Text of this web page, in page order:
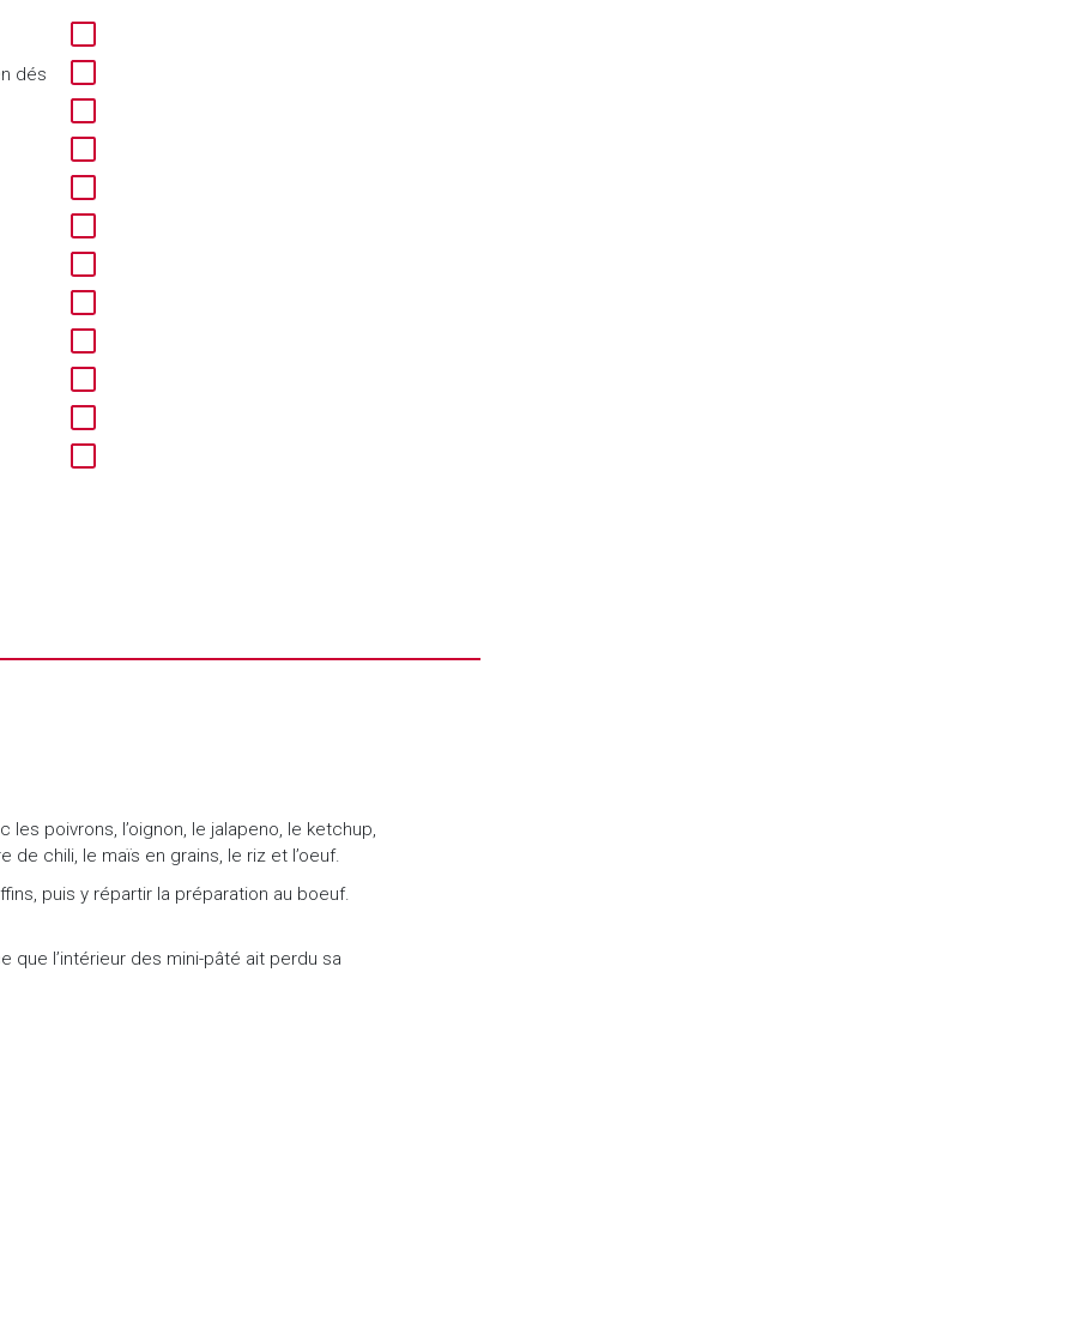
dés
poivrons, l’oignon, le jalapeno, le ketchup,
chili, le maïs en grains, le riz et l’oeuf.
puis y répartir la préparation au boeuf.
que l’intérieur des mini-pâté ait perdu sa